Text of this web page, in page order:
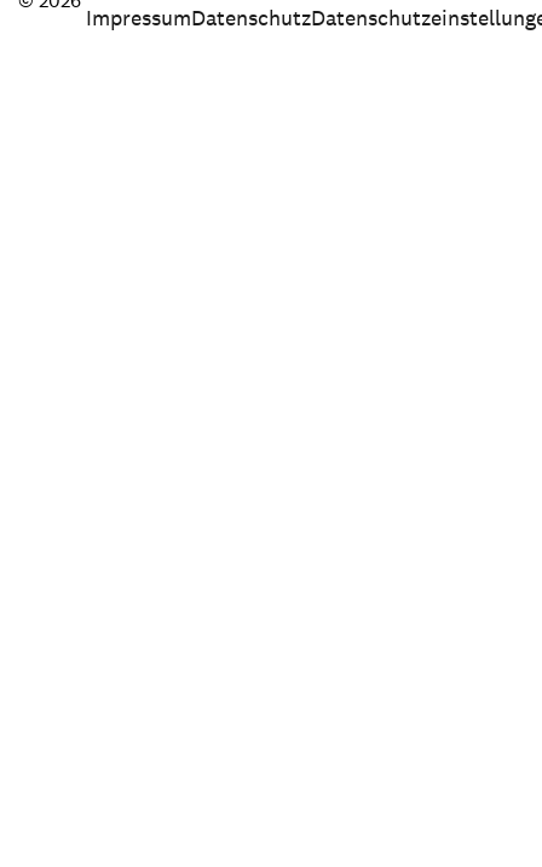
ImpressumDatenschutz